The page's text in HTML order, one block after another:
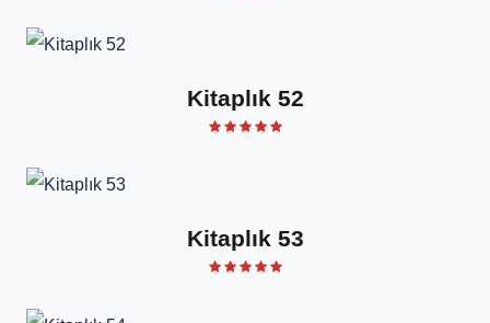
Kitaplık 52
Kitaplık 53